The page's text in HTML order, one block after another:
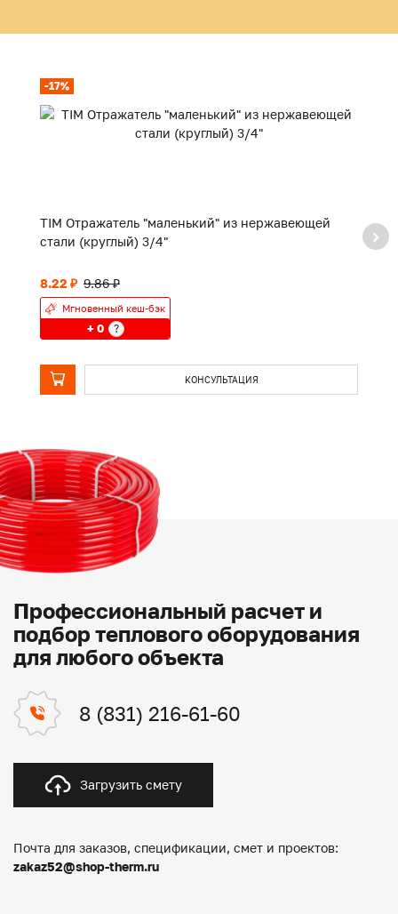
-17%
TIM Отражатель "маленький" из нержавеющей
стали (круглый) 3/4"
8.22 ₽ 9.86 ₽
Мгновенный кеш-бэк
+ 0 ?
КОНСУЛЬТАЦИЯ
Профессиональный расчет и
подбор теплового оборудования
для любого объекта
8 (831) 216-61-60
Загрузить смету
Почта для заказов, спецификации, смет и проектов:
zakaz52@shop-therm.ru